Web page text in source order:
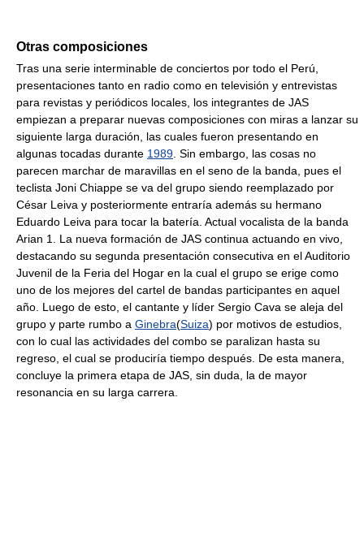
Otras composiciones
Tras una serie interminable de conciertos por todo el Perú,
presentaciones tanto en radio como en televisión y entrevistas
para revistas y periódicos locales, los integrantes de JAS
empiezan a preparar nuevas composiciones con miras a lanzar su
siguiente larga duración, las cuales fueron presentando en
algunas tocadas durante 1989 . Sin embargo, las cosas no
parecen marchar de maravillas en el seno de la banda, pues el
teclista Joni Chiappe se va del grupo siendo reemplazado por
César Leiva y posteriormente entraría además su hermano
Eduardo Leiva para tocar la batería. Actual vocalista de la banda
Arian 1. La nueva formación de JAS continua actuando en vivo,
destacando su segunda presentación consecutiva en el Auditorio
Juvenil de la Feria del Hogar en la cual el grupo se erige como
uno de los mejores del cartel de bandas participantes en aquel
año. Luego de esto, el cantante y líder Sergio Cava se aleja del
grupo y parte rumbo a Ginebra(Suiza) por motivos de estudios,
con lo cual las actividades del combo se paralizan hasta su
regreso, el cual se produciría tiempo después. De esta manera,
concluye la primera etapa de JAS, sin duda, la de mayor
resonancia en su larga carrera.